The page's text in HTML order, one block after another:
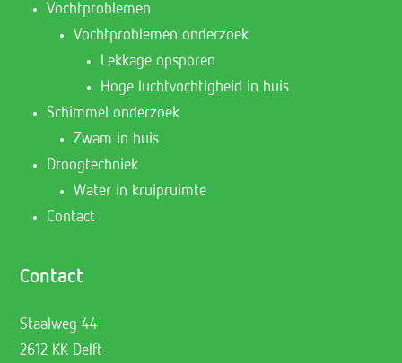
Vochtproblemen
Vochtproblemen onderzoek
Lekkage opsporen
Hoge luchtvochtigheid in huis
Schimmel onderzoek
Zwam in huis
Droogtechniek
Water in kruipruimte
Contact
Contact
Staalweg 44
2612 KK Delft